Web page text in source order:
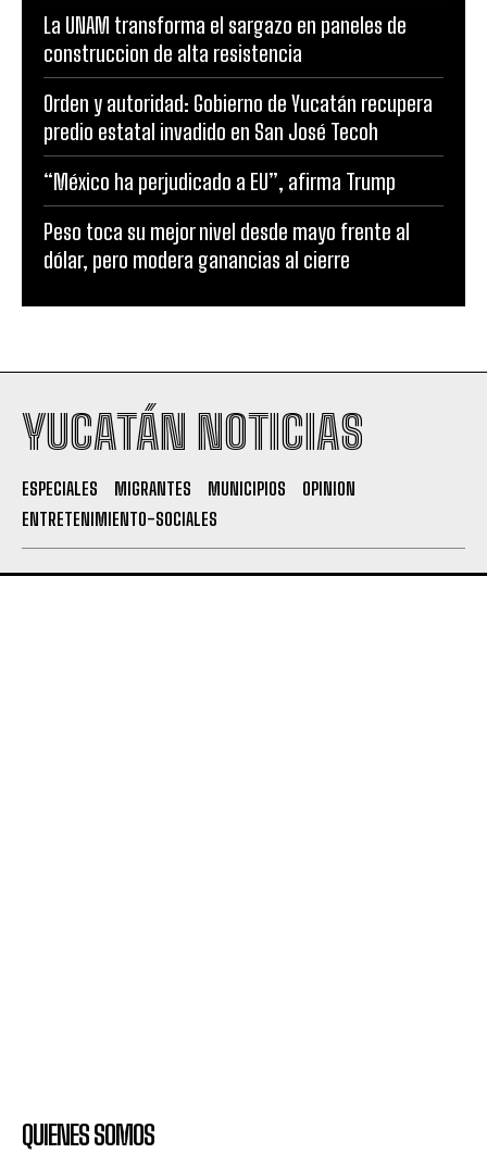
La UNAM transforma el sargazo en paneles de
construccion de alta resistencia
Orden y autoridad: Gobierno de Yucatán recupera
predio estatal invadido en San José Tecoh
“México ha perjudicado a EU”, afirma Trump
Peso toca su mejor nivel desde mayo frente al
dólar, pero modera ganancias al cierre
YUCATÁN NOTICIAS
ESPECIALES MIGRANTES MUNICIPIOS
OPINION
ENTRETENIMIENTO-SOCIALES
QUIENES SOMOS